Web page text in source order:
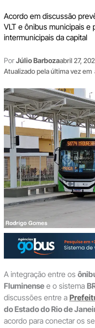
Acordo em discussão
VLT e ônibus municipais e
intermunicipais da capital
PorJúlio Barbozaabril 27,
Atualizado pela última vez em
A integração entre os
Fluminensee o sistema
discussões entre a
do Estado do Rio de
acordo para conectar os